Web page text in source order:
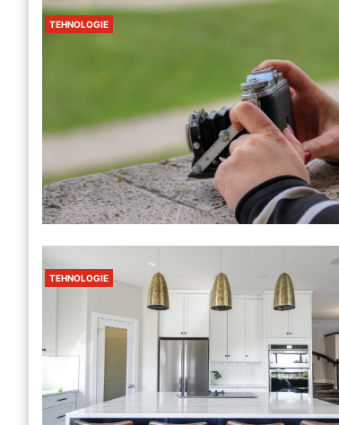
TEHNOLOGIE
TEHNOLOGIE